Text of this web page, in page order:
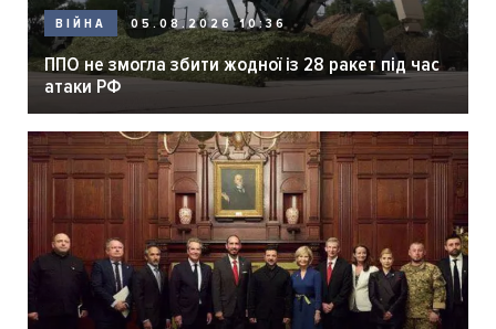
ВІЙНА 05.08.2026 10:36
ППО не змогла збити жодної із 28 ракет під час
атаки РФ